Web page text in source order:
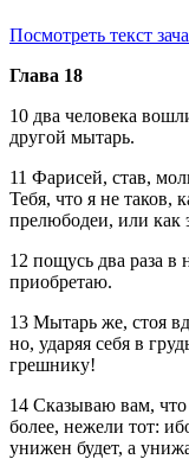
Посмотреть текст
Глава 18
10 два человека
другой мытарь.
11 Фарисей, став,
Тебя, что я не таков,
прелюбодеи, или как
12 пощусь два раза в
приобретаю.
13 Мытарь же, стоя
но, ударяя себя в
грешнику!
14 Сказываю вам,
более, нежели тот:
унижен будет, а